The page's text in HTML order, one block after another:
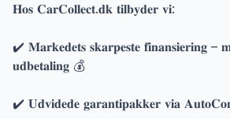
𝐇𝐨𝐬 𝐂𝐚𝐫𝐂𝐨𝐥𝐥𝐞𝐜𝐭.𝐝𝐤 𝐭𝐢𝐥𝐛𝐲𝐝𝐞𝐫 𝐯𝐢:
✔️ 𝐌𝐚𝐫𝐤𝐞𝐝𝐞𝐭𝐬 𝐬𝐤𝐚𝐫𝐩𝐞𝐬𝐭𝐞 𝐟𝐢𝐧𝐚𝐧𝐬𝐢𝐞𝐫𝐢𝐧𝐠 –
𝐮𝐝𝐛𝐞𝐭𝐚𝐥𝐢𝐧𝐠 💰
✔️ 𝐔𝐝𝐯𝐢𝐝𝐞𝐝𝐞 𝐠𝐚𝐫𝐚𝐧𝐭𝐢𝐩𝐚𝐤𝐤𝐞𝐫 𝐯𝐢𝐚